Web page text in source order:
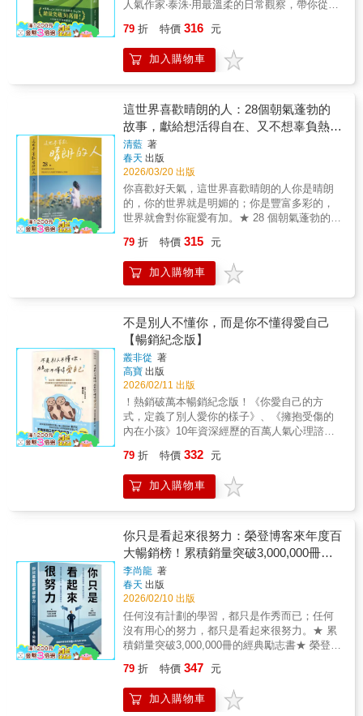
另一種愛自己的方式。 原本無聊的日常，因為
你（本命），世界波瀾壯闊。
守護應有的權益。如今 Wish 已回汪星，但牠
事，也將繼續在人們心中留下溫暖的足跡。
動背後，有多少言語成為永恆的語錄？這可能
是你最難忘懷的一本棒球書，幾乎沒有棒球術
的只是一個人與生命的故事。
人氣作家‧泰洙‧用最溫柔的日常觀察，帶你從一
變無趣了，而是你終於懂了什麼是幸福。關於
成長、孤獨、關係與自我和解，一本寫給所有
在人生路上慢慢學會放過自己的書。年輕時的
出生活中的小情緒、那些不完美的自己，不必
再偽裝、不需要被激勵，只要被理解就好。你
可以在 58 則人生故事與片段式散文中，在喧囂
中慢慢的把心靜下來，在一些想哭的日子、疲
憊的日子，用這本書的文字陪伴，痛快地哭過
再重新振作前行。▍與其轟轟烈烈地追逐幸
福，不如好好地減少不幸▍看著別人的社交媒
體，充滿著閃亮的幸福，反觀自己……內心總
有點不是滋味……？熱鬧的快樂與痛苦的不
幸，哪一種感覺會更影響你、停在心裡更久
日，平平靜靜、什麼事也沒有的週末反而更讓
人滿足。能夠安穩地工作，能在身體無恙的時
候與家人通話，即使沒有希望，卻也沒有絕
一定要讓幸福變多，能讓不幸變少就很幸福。
有時候不讓自己太悲傷，比追求極致快樂更重
要。🌿 幸福不是熱鬧長大之後才明白，幸福不
一定要被看見。能安靜地過完一天，本身就是
一種幸福。🌿 不再為難自己大人的幸福，是不
再逼自己成為更好的人。不讓自己太痛苦，就
是生活最重要的成就。能接受自己的平凡，是
一種深層的安定。🌿 日常即答案幸福藏在沒有
生活的最好模樣。
79 折 特價 316 元
加入購物車
這世界喜歡晴朗的人：28個朝氣蓬勃的
故事，獻給想活得自在、又不想辜負熱烈
人生的你
清藍 著
春天 出版
2026/03/20 出版
你喜歡好天氣，這世界喜歡晴朗的人你是晴朗
的，你的世界就是明媚的；你是豐富多彩的，
世界就會對你寵愛有加。★ 28 個朝氣蓬勃的故
內耗、自我懷疑、關係失衡，到人生方向的重
新對焦，清藍用貼近生活的故事，陪你擺脫
「不配得感」，找回對生活的信任與行動的勇
生活。當你愛得委屈、活得勉強、努力卻越來
越疲憊，不是你不夠好，而是你還沒找到，讓
自己與世界對齊的活法。暢銷書作家清藍全新
作品，以溫柔卻堅定的文字，寫給正在成長、
迷惘、修復中的你——愛的時候，與心儀的人
匹配；玩的時候，與風景匹配；一個人的時
候，與自己的熱愛匹配。不必為誰變成玫瑰，
你本來就可以是向著光生長的向日葵。這是一
個相信「匹配」的世界。想要的東西很貴，喜
歡的人很耀眼，想去的地方很美。所有美好的
79 折 特價 315 元
加入購物車
不是別人不懂你，而是你不懂得愛自己
【暢銷紀念版】
叢非從 著
高寶 出版
2026/02/11 出版
！熱銷破萬本暢銷紀念版！《你愛自己的方
式，定義了別人愛你的樣子》、《擁抱受傷的
內在小孩》10年資深經歷的百萬人氣心理諮詢
不勉強自己也不過度努力，你值得擁有舒適自
在的關係！▍我們不懂他人，在相處時，容易
感到委屈與疲憊；▍我們不懂自己，所以困在
帶著期待的好意，總是讓人陷入自我懷疑，卻
很少有人告訴我們，你不是太敏感，只是還沒
學會溫柔接住內心的感受。幫助無數個案度過
低潮的資深心理諮詢師叢非從，這次以自身經
驗出發，陪伴我們走過最容易受傷的時刻：✓
看懂他人：不是你的錯，那只是他的內在聲音
那些看不慣你的人，不是真的忌妒你，是無法
面對內心的不成熟與脆弱。你不需要急著反
擊，更不用將他人的評價，當作「你是誰」的
證明。每個人都有選擇不同生活方式的權利，
關係：我們都在用自己的方式，努力去愛每一
次爭吵、每一個要求背後，其實都藏著一份想
79 折 特價 332 元
加入購物車
你只是看起來很努力：榮登博客來年度百
大暢銷榜！累積銷量突破3,000,000冊的
經典勵志書
李尚龍 著
春天 出版
2026/02/10 出版
任何沒有計劃的學習，都只是作秀而已；任何
沒有用心的努力，都只是看起來很努力。★ 累
積銷量突破3,000,000冊的經典勵志書★ 榮登
沒有滿意的成果？為什麼你每天都很忙碌，卻
始終看不到終點？……你是真的努力了，還
是，只是看起來很努力？寫給所有在成長路上
79 折 特價 347 元
加入購物車